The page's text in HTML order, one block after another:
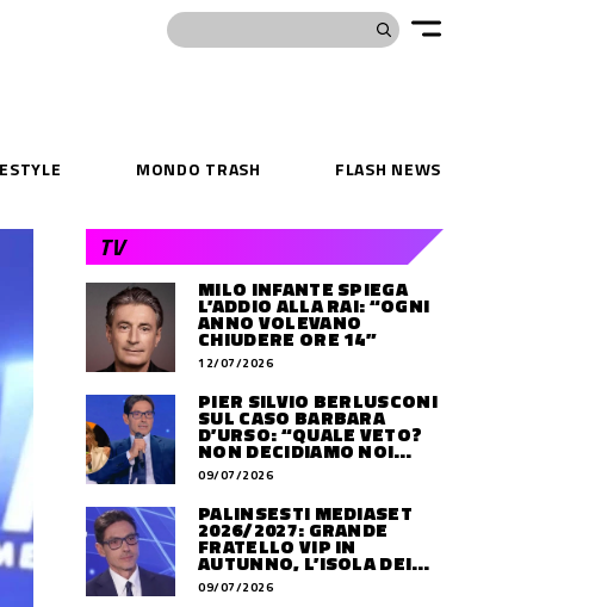
MONDO TRASH FLASH NEWS
TV
MILO INFANTE SPIEGA
L’ADDIO ALLA RAI: “OGNI
ANNO VOLEVANO
CHIUDERE ORE 14”
12/07/2026
PIER SILVIO BERLUSCONI
SUL CASO BARBARA
D’URSO: “QUALE VETO?
NON DECIDIAMO NOI
DOVE LAVORERÀ”
09/07/2026
PALINSESTI MEDIASET
2026/2027: GRANDE
FRATELLO VIP IN
AUTUNNO, L’ISOLA DEI
FAMOSI SLITTA AL 2027
09/07/2026